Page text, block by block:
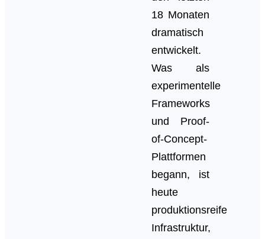
18 Monaten
dramatisch
entwickelt.
Was als
experimentelle
Frameworks
und Proof-
of-Concept-
Plattformen
begann, ist
heute
produktionsreife
Infrastruktur,